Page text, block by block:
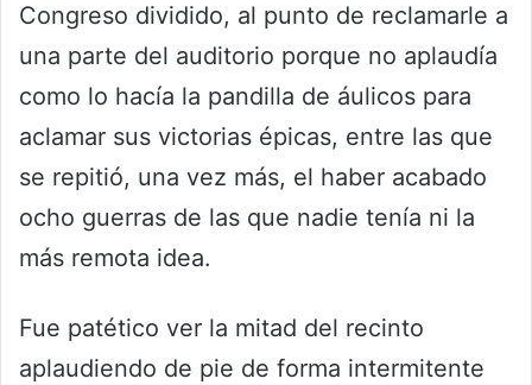
Congreso dividido, al punto de reclamarle a
una parte del auditorio porque no aplaudía
como lo hacía la pandilla de áulicos para
aclamar sus victorias épicas, entre las que
se repitió, una vez más, el haber acabado
ocho guerras de las que nadie tenía ni la
más remota idea.
Fue patético ver la mitad del recinto
aplaudiendo de pie de forma intermitente